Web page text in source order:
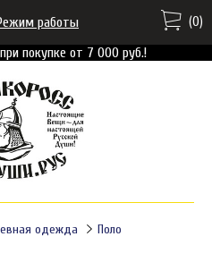
покупке от 7 000 руб.!
работы (0)
одежда
Поло